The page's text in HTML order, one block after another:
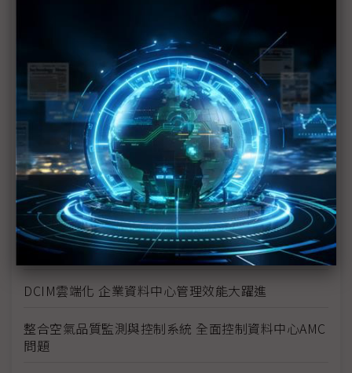
國網中心縝密規劃 完美打造AI資料中心週邊基礎設施
保護資料中心安全 光明遠大推智能平台解決方案
善用智慧型PDU設備 解決空間、能源管理挑戰
推動雲網融合 打破資料傳輸瓶頸
打造多層式防護機制 全方位保護資料中心安全
通過Uptime認證考驗 台灣大樹立機房營運新標竿
企業做主決定安裝所需SSD 有助降低運算儲存成本
DCIM雲端化 企業資料中心管理效能大躍進
整合空氣品質監測與控制系統 全面控制資料中心AMC
問題